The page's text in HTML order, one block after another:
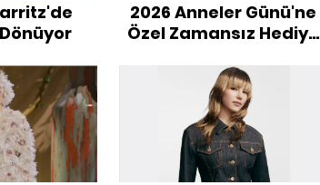
2026 Anneler Günü'ne
Özel Zamansız Hediye